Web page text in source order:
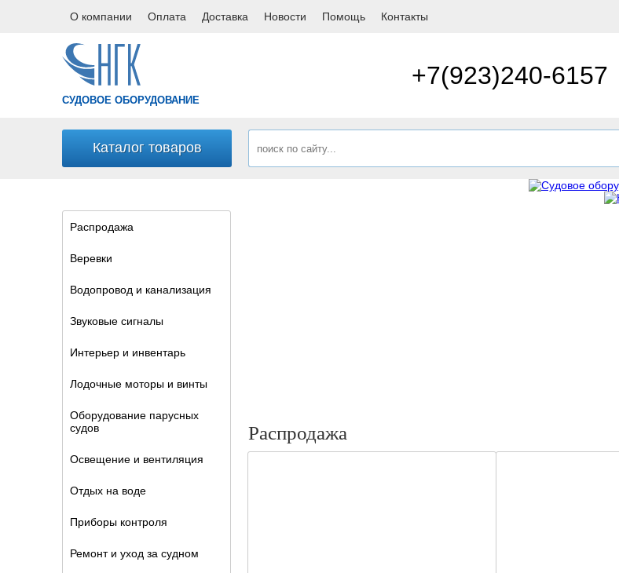
О компании Оплата Доставка Новости Помощь Контакты
СУДОВОЕ ОБОРУДОВАНИЕ
+7(923)240-6157
Каталог товаров
Распродажа
Распродажа
Веревки
Водопровод и канализация
Звуковые сигналы
Интерьер и инвентарь
Лодочные моторы и винты
Оборудование парусных
судов
Освещение и вентиляция
Отдых на воде
Приборы контроля
Ремонт и уход за судном